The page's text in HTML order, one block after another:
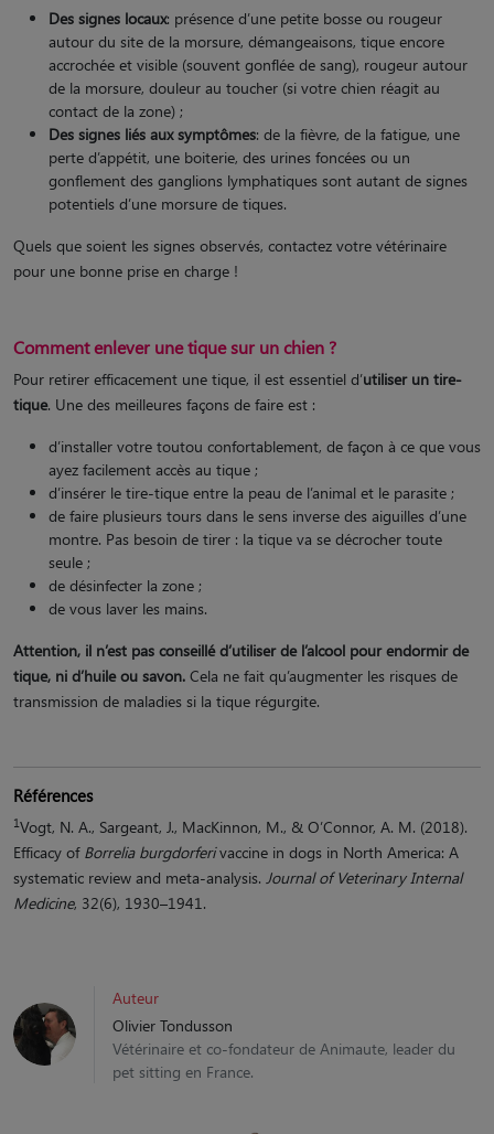
Des signes locaux: présence d’une petite bosse ou rougeur
autour du site de la morsure, démangeaisons, tique encore
accrochée et visible (souvent gonflée de sang), rougeur autour
de la morsure, douleur au toucher (si votre chien réagit au
contact de la zone) ;
Des signes liés aux symptômes: de la fièvre, de la fatigue, une
perte d’appétit, une boiterie, des urines foncées ou un
gonflement des ganglions lymphatiques sont autant de signes
potentiels d’une morsure de tiques.
Quels que soient les signes observés, contactez votre vétérinaire
pour une bonne prise en charge !
Comment enlever une tique sur un chien ?
Pour retirer efficacement une tique, il est essentiel d’utiliser un tire-
tique. Une des meilleures façons de faire est :
d’installer votre toutou confortablement, de façon à ce que vous
ayez facilement accès au tique ;
d’insérer le tire-tique entre la peau de l’animal et le parasite ;
de faire plusieurs tours dans le sens inverse des aiguilles d’une
montre. Pas besoin de tirer : la tique va se décrocher toute
seule ;
de désinfecter la zone ;
de vous laver les mains.
Attention, il n’est pas conseillé d’utiliser de l’alcool pour endormir de
tique, ni d’huile ou savon. Cela ne fait qu’augmenter les risques de
transmission de maladies si la tique régurgite.
Références
1Vogt, N. A., Sargeant, J., MacKinnon, M., & O’Connor, A. M. (2018).
Efficacy of Borrelia burgdorferivaccine in dogs in North America: A
systematic review and meta‐analysis. Journal of Veterinary Internal
Medicine, 32(6), 1930–1941.
Auteur
Olivier Tondusson
Vétérinaire et co-fondateur de Animaute, leader du
pet sitting en France.